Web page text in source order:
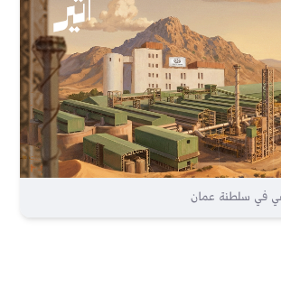
في سلطنة عمان